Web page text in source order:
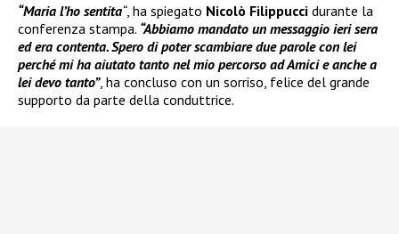
“Maria l’ho sentita“, ha spiegato Nicolò Filippucci durante la
conferenza stampa. “Abbiamo mandato un messaggio ieri sera
ed era contenta. Spero di poter scambiare due parole con lei
perché mi ha aiutato tanto nel mio percorso ad Amici e anche a
lei devo tanto”, ha concluso con un sorriso, felice del grande
supporto da parte della conduttrice.